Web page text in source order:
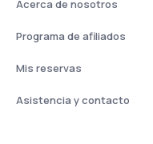
Acerca de nosotros
Programa de afiliados
Mis reservas
Asistencia y contacto